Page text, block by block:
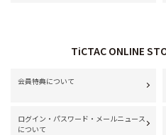
TiCTAC ONLINE
会員特典について
ログイン・パスワード・メールニュース
について